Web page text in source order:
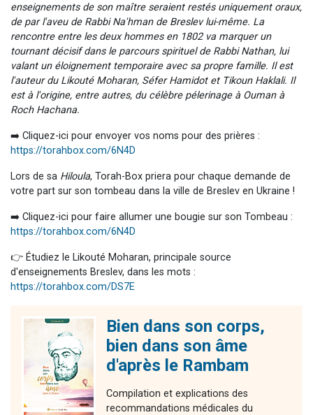
enseignements de son maître seraient restés uniquement oraux,
de par l'aveu de Rabbi Na'hman de Breslev lui-même. La
rencontre entre les deux hommes en 1802 va marquer un
tournant décisif dans le parcours spirituel de Rabbi Nathan, lui
valant un éloignement temporaire avec sa propre famille. Il est
l'auteur du Likouté Moharan, Séfer Hamidot et Tikoun Haklali. Il
est à l'origine, entre autres, du célèbre pélerinage à Ouman à
Roch Hachana.
➡️ Cliquez-ici pour envoyer vos noms pour des prières :
https://torahbox.com/6N4D
Lors de sa Hiloula, Torah-Box priera pour chaque demande de
votre part sur son tombeau dans la ville de Breslev en Ukraine !
➡️ Cliquez-ici pour faire allumer une bougie sur son Tombeau :
https://torahbox.com/6N4D
👉 Étudiez le Likouté Moharan, principale source
d'enseignements Breslev, dans les mots :
https://torahbox.com/DS7E
Bien dans son corps,
bien dans son âme
d'après le Rambam
Compilation et explications des
recommandations médicales du